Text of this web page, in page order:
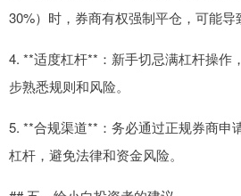
30%）时，券商有权强制平仓，可能导
4. **适度杠杆**：新手切忌满杠杆操作
步熟悉规则和风险。
5. **合规渠道**：务必通过正规券商申
杠杆，避免法律和资金风险。